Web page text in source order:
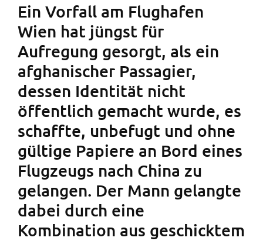
Ein Vorfall am Flughafen
Wien hat jüngst für
Aufregung gesorgt, als ein
afghanischer Passagier,
dessen Identität nicht
öffentlich gemacht wurde, es
schaffte, unbefugt und ohne
gültige Papiere an Bord eines
Flugzeugs nach China zu
gelangen. Der Mann gelangte
dabei durch eine
Kombination aus geschicktem